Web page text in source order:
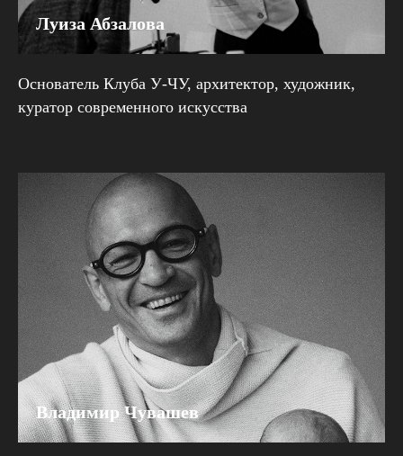
Луиза Абзалова
Основатель Клуба У-ЧУ, архитектор, художник,
куратор современного искусства
Владимир Чувашев